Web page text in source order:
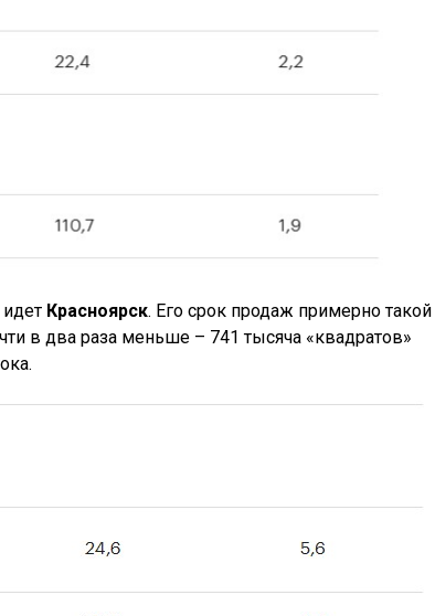
Красноярск. Его срок продаж примерно
в два раза меньше – 741 тысяча «квадратов»